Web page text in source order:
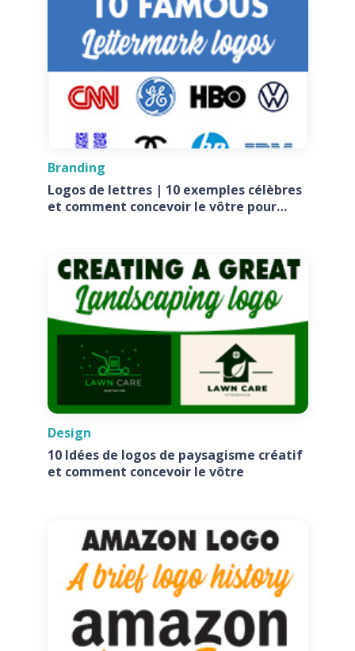
Branding
Logos de lettres | 10 exemples célèbres
et comment concevoir le vôtre pour
Design
10 Idées de logos de paysagisme créatif
et comment concevoir le vôtre